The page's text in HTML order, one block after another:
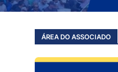
ÁREA DO ASSOCIADO